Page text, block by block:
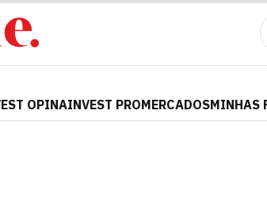
OPINAINVEST PROMERCADOSMINHAS